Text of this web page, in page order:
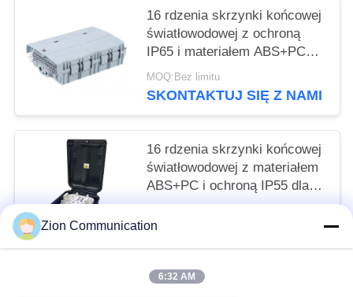
16 rdzenia skrzynki końcowej
światłowodowej z ochroną
IP65 i materiałem ABS+PC
dla bezpiecznego zarządzania
światłem
MOQ:Bez limitu
SKONTAKTUJ SIĘ Z NAMI
16 rdzenia skrzynki końcowej
światłowodowej z materiałem
ABS+PC i ochroną IP55 dla
sieci Fttx
SKONTAKTUJ SIĘ Z NAMI
Zion Communication
6:32 AM